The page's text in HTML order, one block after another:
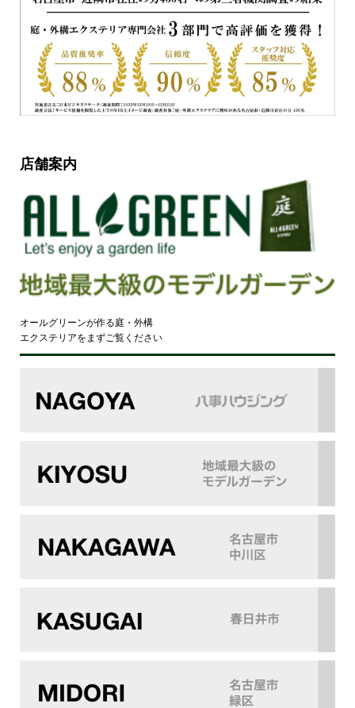
店舗案内
オールグリーンが作る庭・外構
エクステリアをまずご覧ください